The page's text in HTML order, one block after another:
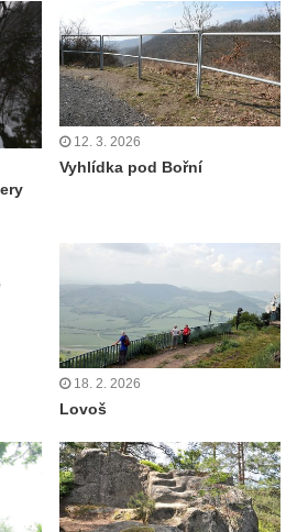
v Srbské Kamenici
Dubice
Barbory v Dubici
Roudnická,
Stoličná hora)
kaňonem Labe
stezky Větruše-
12. 3. 2026
Vyhlídka pod Bořní
18. 2. 2026
Lovoš